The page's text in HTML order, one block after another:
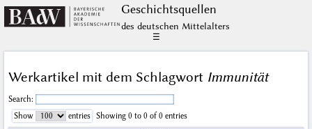
Geschichts­quellen
des deutschen Mittelalters
☰
Werkartikel mit dem Schlagwort Immunität
Search:
Show
entries
Showing 0 to 0 of 0 entries